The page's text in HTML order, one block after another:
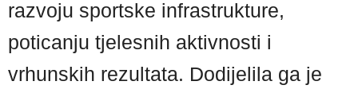
razvoju sportske infrastrukture,
poticanju tjelesnih aktivnosti i
vrhunskih rezultata. Dodijelila ga je